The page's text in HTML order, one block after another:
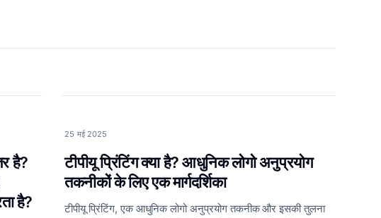
है?
है?
25 मई 2025
टीपीयू प्रिंटिंग क्या है? आधुनिक लोगो अनुप्रयोग
तकनीकों के लिए एक मार्गदर्शिका
टीपीयू प्रिंटिंग, एक आधुनिक लोगो अनुप्रयोग तकनीक और इसकी तुलना